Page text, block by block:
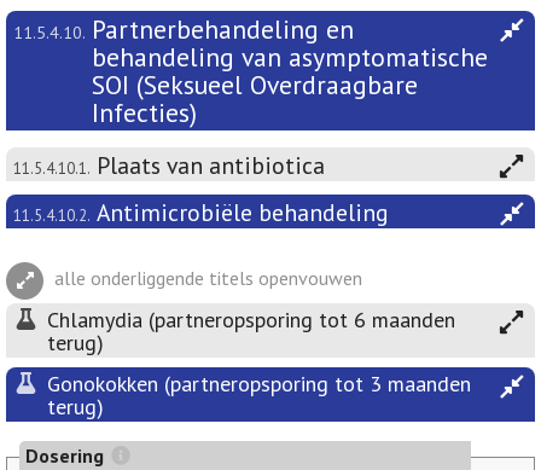
11.5.4.10. Partnerbehandeling en
behandeling van asymptomatische
SOI (Seksueel Overdraagbare
Infecties)
11.5.4.10.1. Plaats van antibiotica
11.5.4.10.2. Antimicrobiële behandeling
alle onderliggende titels openvouwen
Chlamydia (partneropsporing tot 6 maanden
terug)
Gonokokken (partneropsporing tot 3 maanden
terug)
Dosering